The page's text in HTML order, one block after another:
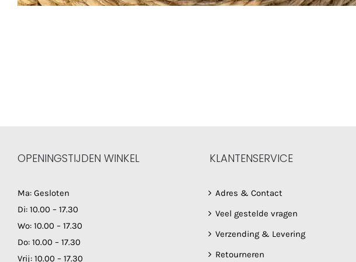
OPENINGSTIJDEN WINKEL
Ma: Gesloten
Di: 10.00 – 17.30
Wo: 10.00 – 17.30
Do: 10.00 – 17.30
Vrij: 10.00 – 17.30
KLANTENSERVICE
Adres & Contact
Veel gestelde vragen
Verzending & Levering
Retourneren